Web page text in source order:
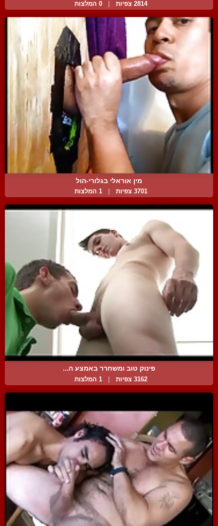
2814 צפיות | 0 המלצות
מין אוראלי בגלורי-הול
3701 צפיות 1 המלצות
פינוק טוב ומשחרר באמצע ה...
3162 צפיות 1 המלצות